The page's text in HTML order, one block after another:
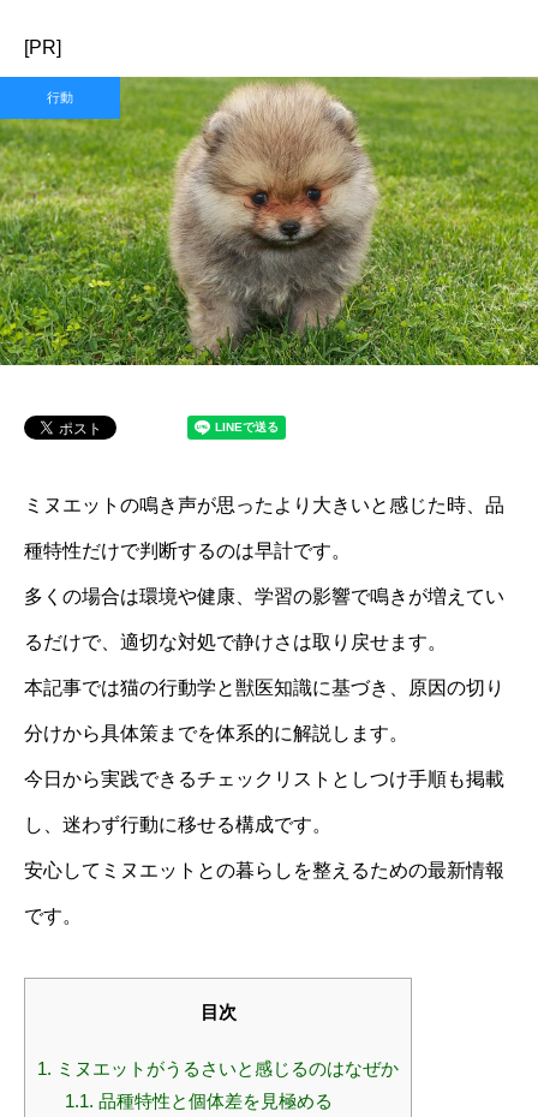
[PR]
行動
ミヌエットの鳴き声が思ったより大きいと感じた時、品
種特性だけで判断するのは早計です。
多くの場合は環境や健康、学習の影響で鳴きが増えてい
るだけで、適切な対処で静けさは取り戻せます。
本記事では猫の行動学と獣医知識に基づき、原因の切り
分けから具体策までを体系的に解説します。
今日から実践できるチェックリストとしつけ手順も掲載
し、迷わず行動に移せる構成です。
安心してミヌエットとの暮らしを整えるための最新情報
です。
目次
1. ミヌエットがうるさいと感じるのはなぜか
1.1. 品種特性と個体差を見極める